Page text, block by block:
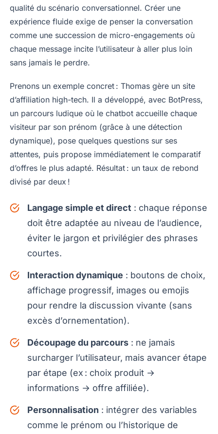
qualité du scénario conversationnel. Créer une
expérience fluide exige de penser la conversation
comme une succession de micro-engagements où
chaque message incite l’utilisateur à aller plus loin
sans jamais le perdre.
Prenons un exemple concret : Thomas gère un site
d’affiliation high-tech. Il a développé, avec BotPress,
un parcours ludique où le chatbot accueille chaque
visiteur par son prénom (grâce à une détection
dynamique), pose quelques questions sur ses
attentes, puis propose immédiatement le comparatif
d’offres le plus adapté. Résultat : un taux de rebond
divisé par deux !
Langage simple et direct : chaque réponse
doit être adaptée au niveau de l’audience,
éviter le jargon et privilégier des phrases
courtes.
Interaction dynamique : boutons de choix,
affichage progressif, images ou emojis
pour rendre la discussion vivante (sans
excès d’ornementation).
Découpage du parcours : ne jamais
surcharger l’utilisateur, mais avancer étape
par étape (ex : choix produit →
informations → offre affiliée).
Personnalisation : intégrer des variables
comme le prénom ou l’historique de